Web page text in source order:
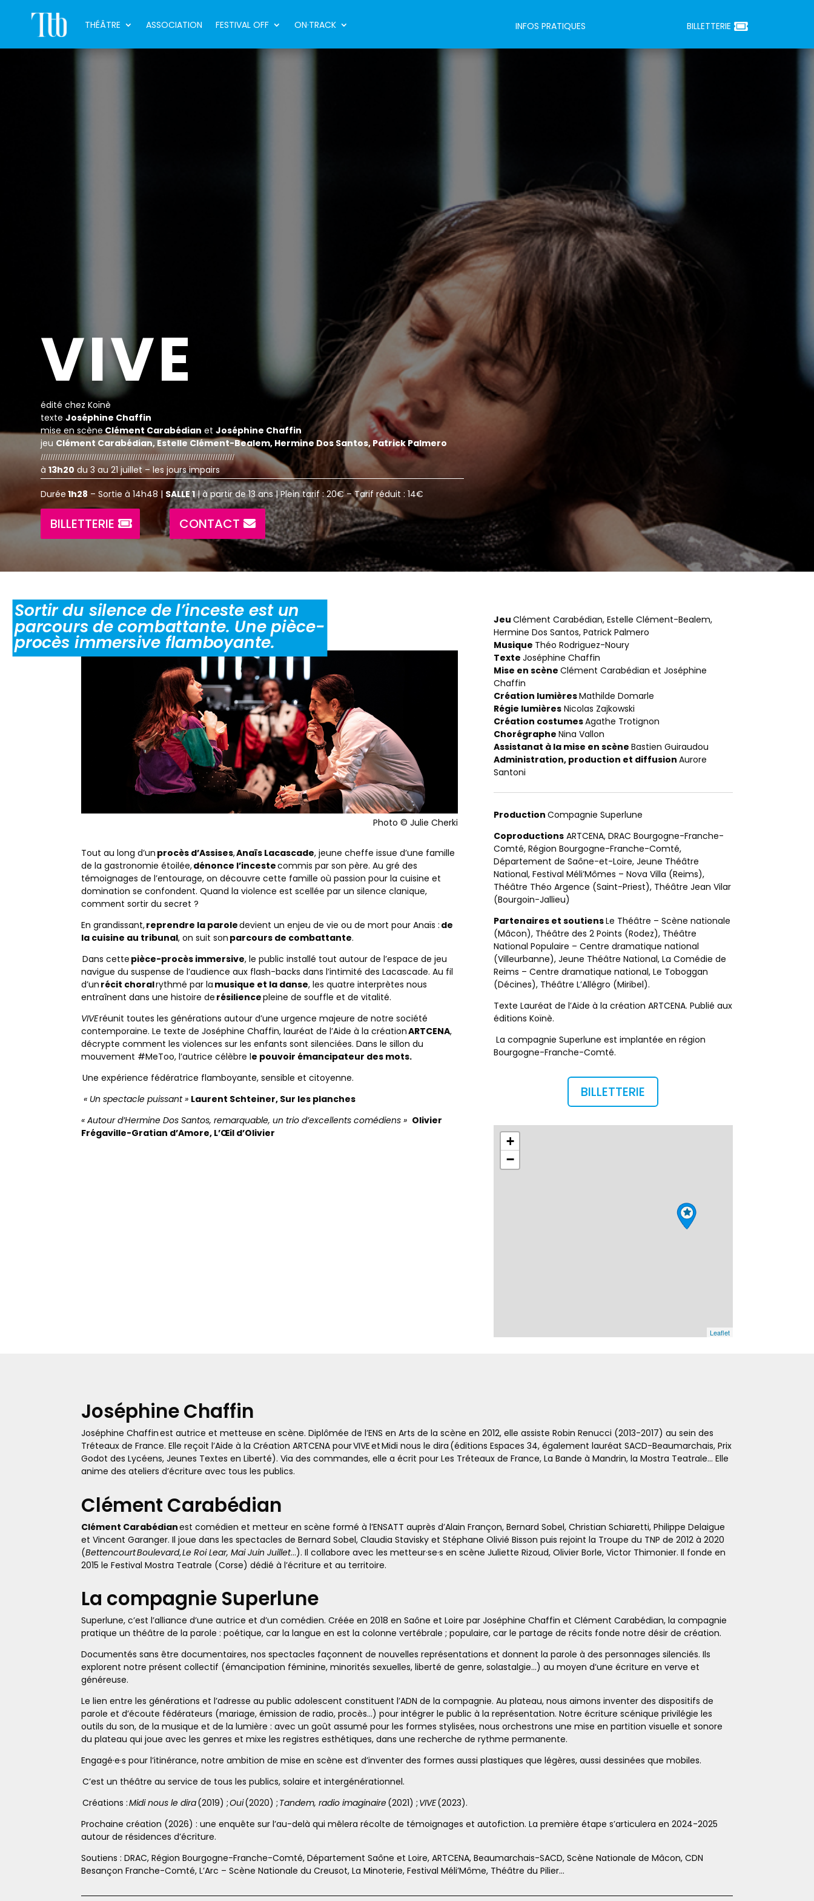
THÉÂTRE ASSOCIATION FESTIVAL OFF ON·TRACK INFOS PRATIQUES BILLETTERIE
VIVE
édité chez Koïnè
texte Joséphine Chaffin
mise en scène Clément Carabédian etJoséphine Chaffin
jeu Clément Carabédian, Estelle Clément-Bealem, Hermine Dos Santos, PatrickPalmero
////////////////////////////////////////////////////////////////////////////////
à13h20 du 3 au 21 juillet – les jours impairs
Durée 1h28 – Sortie à 14h48 | SALLE 1| à partir de 13 ans | Plein tarif : 20€ – Tarif réduit : 14€
BILLETTERIE CONTACT
Sortir du silence de l’inceste est un
parcours de combattante. Une pièce-
procès immersive flamboyante.
Photo © Julie Cherki
Tout au long d’un procès d’Assises,Anaïs Lacascade, jeune cheffe issue d’une famille
de la gastronomie étoilée,dénonce l’incestecommis par son père. Au gré des
témoignages de l’entourage, on découvre cette famille où passion pour la cuisine et
domination se confondent. Quand la violence est scellée par un silence clanique,
comment sortir du secret ?
En grandissant,reprendre la paroledevient un enjeu de vie ou de mort pour Anaïs : de
la cuisine au tribunal, on suit son parcours de combattante.
Dans cette pièce-procès immersive, le public installé tout autour de l’espace de jeu
navigue du suspense de l’audience aux flash-backs dans l’intimité des Lacascade. Au fil
d’un récit choralrythmé par la musique et la danse, les quatre interprètes nous
entraînent dans une histoire de résiliencepleine de souffle et de vitalité.
VIVEréunit toutes les générations autour d’une urgence majeure de notre société
contemporaine. Le texte de Joséphine Chaffin, lauréat de l’Aide à la créationARTCENA,
décrypte comment les violences sur les enfants sont silenciées. Dans le sillon du
mouvement #MeToo, l’autrice célèbre le pouvoir émancipateur des mots.
Une expérience fédératrice flamboyante, sensible et citoyenne.
« Un spectacle puissant » Laurent Schteiner, Sur les planches
« Autour d’Hermine Dos Santos, remarquable, un trio d’excellents comédiens » Olivier
Frégaville-Gratian d’Amore, L’Œil d’Olivier
Jeu Clément Carabédian, Estelle Clément-Bealem,
Hermine Dos Santos, Patrick Palmero
Musique Théo Rodriguez-Noury
Texte Joséphine Chaffin
Mise en scène Clément Carabédian et Joséphine
Chaffin
Création lumièresMathilde Domarle
Régie lumièresNicolas Zajkowski
Création costumesAgathe Trotignon
Chorégraphe Nina Vallon
Assistanat à la mise en scène Bastien Guiraudou
Administration, production et diffusion Aurore
Santoni
Production Compagnie Superlune
CoproductionsARTCENA, DRAC Bourgogne-Franche-
Comté, Région Bourgogne-Franche-Comté,
Département de Saône-et-Loire, Jeune Théâtre
National, Festival Méli’Mômes – Nova Villa (Reims),
Théâtre Théo Argence (Saint-Priest), Théâtre Jean Vilar
(Bourgoin-Jallieu)
Partenaires et soutiensLe Théâtre – Scène nationale
(Mâcon), Théâtre des 2 Points (Rodez), Théâtre
National Populaire – Centre dramatique national
(Villeurbanne), Jeune Théâtre National, La Comédie de
Reims – Centre dramatique national, Le Toboggan
(Décines), Théâtre L’Allégro (Miribel).
Texte Lauréat de l’Aide à la création ARTCENA. Publié aux
éditions Koïnè.
La compagnie Superlune est implantée en région
Bourgogne-Franche-Comté.
BILLETTERIE
+
−
Leaflet
JoséphineChaffin
Joséphine Chaffinest autrice et metteuse en scène. Diplômée de l’ENS en Arts de la scène en 2012, elle assiste Robin Renucci (2013-2017) au sein des
Tréteaux de France. Elle reçoit l’Aide à la Création ARTCENA pourVIVEetMidi nous le dira (éditions Espaces 34, également lauréat SACD-Beaumarchais, Prix
Godot des Lycéens, Jeunes Textes en Liberté). Via des commandes, elle a écrit pour Les Tréteaux de France, La Bande à Mandrin, la Mostra Teatrale… Elle
anime des ateliers d’écriture avec tous les publics.
Clément Carabédian
Clément Carabédianest comédien et metteur en scène formé à l’ENSATT auprès d’Alain Françon, Bernard Sobel, Christian Schiaretti, Philippe Delaigue
et Vincent Garanger. Il joue dans les spectacles de Bernard Sobel, Claudia Stavisky et Stéphane Olivié Bisson puis rejoint la Troupe du TNP de 2012 à 2020
(BettencourtBoulevard,Le Roi Lear, Mai Juin Juillet…). Il collabore avec les metteur·se·s en scène Juliette Rizoud, Olivier Borle, Victor Thimonier. Il fonde en
2015 le Festival Mostra Teatrale (Corse) dédié à l’écriture et au territoire.
La compagnie Superlune
Superlune, c’est l’alliance d’une autrice et d’un comédien. Créée en 2018 en Saône et Loire par Joséphine Chaffin et Clément Carabédian, la compagnie
pratique un théâtre de la parole : poétique, car la langue en est la colonne vertébrale ; populaire, car le partage de récits fonde notre désir de création.
Documentés sans être documentaires, nos spectacles façonnent de nouvelles représentations et donnent la parole à des personnages silenciés. Ils
explorent notre présent collectif (émancipation féminine, minorités sexuelles, liberté de genre, solastalgie…) au moyen d’une écriture en verve et
généreuse.
Le lien entre les générations et l’adresse au public adolescent constituent l’ADN de la compagnie. Au plateau, nous aimons inventer des dispositifs de
parole et d’écoute fédérateurs (mariage, émission de radio, procès…) pour intégrer le public à la représentation. Notre écriture scénique privilégie les
outils du son, de la musique et de la lumière : avec un goût assumé pour les formes stylisées, nous orchestrons une mise en partition visuelle et sonore
du plateau qui joue avec les genres et mixe les registres esthétiques, dans une recherche de rythme permanente.
Engagé·e·s pour l’itinérance, notre ambition de mise en scène est d’inventer des formes aussi plastiques que légères, aussi dessinées que mobiles.
C’est un théâtre au service de tous les publics, solaire et intergénérationnel.
Créations :Midi nous le dira(2019) ;Oui(2020) ; Tandem, radio imaginaire(2021) ; VIVE(2023).
Prochaine création (2026) : une enquête sur l’au-delà qui mêlera récolte de témoignages et autofiction. La première étape s’articulera en 2024-2025
autour de résidences d’écriture.
Soutiens : DRAC, Région Bourgogne-Franche-Comté, Département Saône et Loire, ARTCENA, Beaumarchais-SACD, Scène Nationale de Mâcon, CDN
Besançon Franche-Comté, L’Arc – Scène Nationale du Creusot, La Minoterie, Festival Méli’Môme, Théâtre du Pilier…